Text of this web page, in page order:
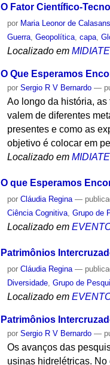
O Fator Científico-
por Maria Leonor de Calasans
Guerra ,Geopolítica ,capa ,
Localizado em
O Que Esperamos
porSergio R V Bernardo —
Ao longo da história,
valem de diferentes
presentes e como as
objetivo é colocar em
Localizado em
O que Esperamos
porCláudia Regina —
Ciência Cognitiva ,Grupo de
Localizado em
Patrimônios
porCláudia Regina —
Diversidade ,Grupo de
Localizado em
Patrimônios
porSergio R V Bernardo —
Os avanços das
usinas hidrelétricas.